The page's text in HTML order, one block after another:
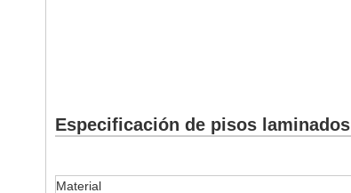
Especificación de pisos laminados
Material